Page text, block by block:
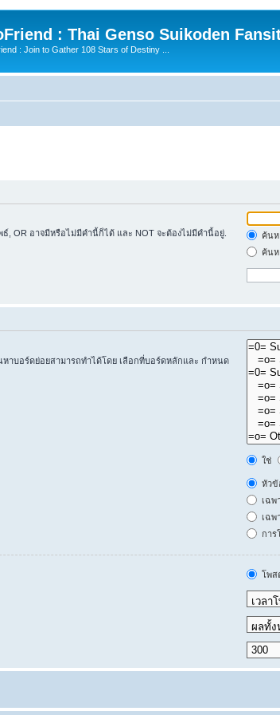
: Thai Genso Suikoden
: Join to Gather 108 Stars of Destiny ...
, OR อาจมีหรือไม่มีคำนี้ก็ได้ และ NOT จะต้องไม่มีคำนี้อยู่.
ค้นห
ค้น
าบอร์ดย่อยสามารถทำได้โดย เลือกที่บอร์ดหลักและ กำหนด
ใช่
หัวข้
เฉพ
เฉพ
การ
โพส